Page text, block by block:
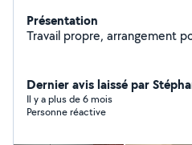
Présentation
Travail propre, arrangement
Dernier avis laissé par
Il y a plus de 6 mois
Personne réactive